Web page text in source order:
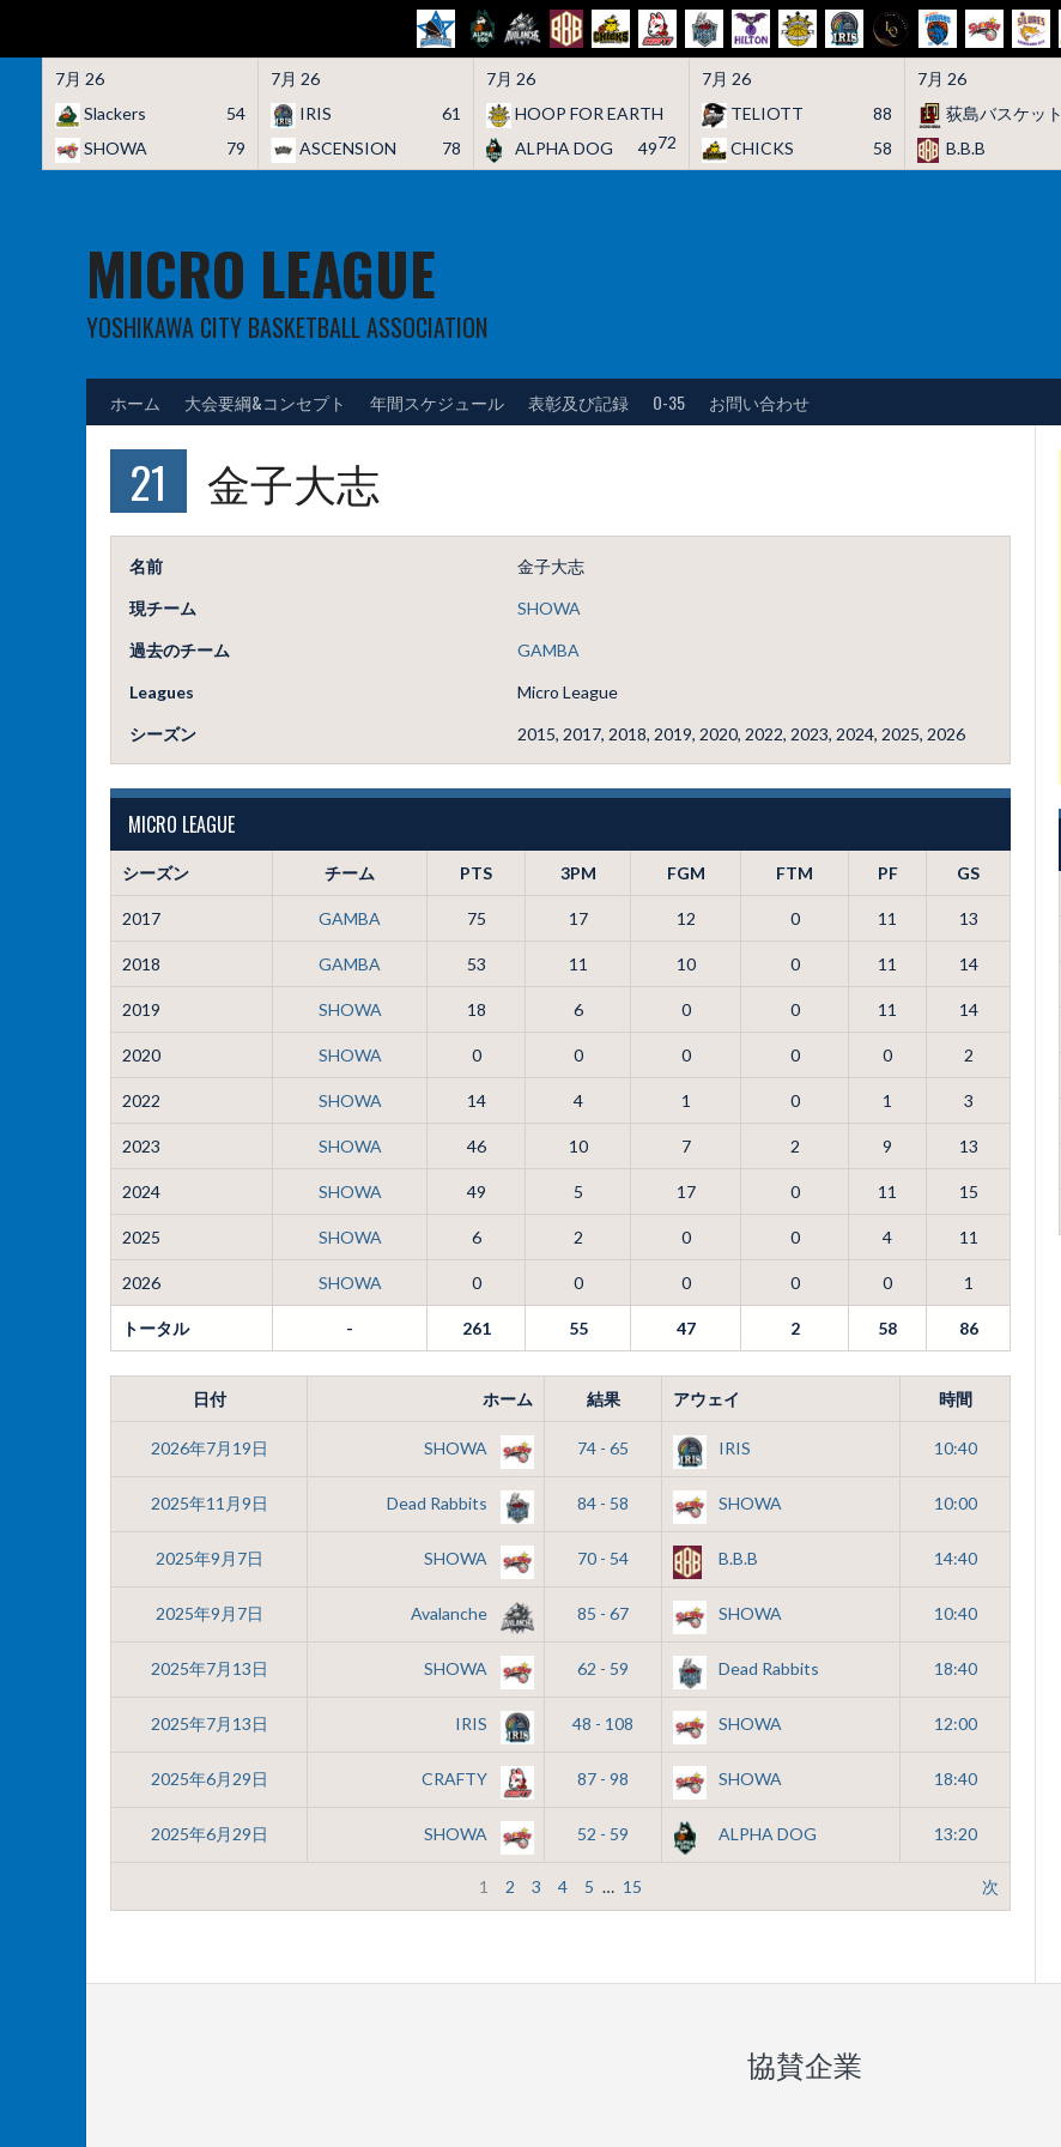
7月 26
Slackers
54
SHOWA
79
7月 26
IRIS
61
ASCENSION
78
7月 26
HOOP FOR EARTH
72
ALPHA DOG 49
7月 26
TELIOTT
88
CHICKS
58
7月 26
荻島バスケット
B.B.B
MICRO LEAGUE
YOSHIKAWA CITY BASKETBALL ASSOCIATION
ホーム 大会要綱&コンセプト 年間スケジュール 表彰及び記録 O-35 お問い合わせ
21 金子大志
名前 金子大志
現チーム SHOWA
過去のチーム GAMBA
Leagues Micro League
シーズン 2015, 2017, 2018, 2019, 2020, 2022, 2023, 2024, 2025, 2026
MICRO LEAGUE
シーズン チーム PTS 3PM FGM FTM PF GS
2017 GAMBA 75 17 12 0 11 13
2018 GAMBA 53 11 10 0 11 14
2019 SHOWA 18 6 0 0 11 14
2020 SHOWA 0 0 0 0 0 2
2022 SHOWA 14 4 1 0 1 3
2023 SHOWA 46 10 7 2 9 13
2024 SHOWA 49 5 17 0 11 15
2025 SHOWA 6 2 0 0 4 11
2026 SHOWA 0 0 0 0 0 1
トータル - 261 55 47 2 58 86
日付 ホーム 結果 アウェイ 時間
2026年7月19日 SHOWA 74 - 65 IRIS 10:40
2025年11月9日 Dead Rabbits 84 - 58 SHOWA 10:00
2025年9月7日 SHOWA 70 - 54 B.B.B 14:40
2025年9月7日 Avalanche 85 - 67 SHOWA 10:40
2025年7月13日 SHOWA 62 - 59 Dead Rabbits 18:40
2025年7月13日 IRIS 48 - 108 SHOWA 12:00
2025年6月29日 CRAFTY 87 - 98 SHOWA 18:40
2025年6月29日 SHOWA 52 - 59 ALPHA DOG 13:20
1 2 3 4 5 … 15 次
協賛企業